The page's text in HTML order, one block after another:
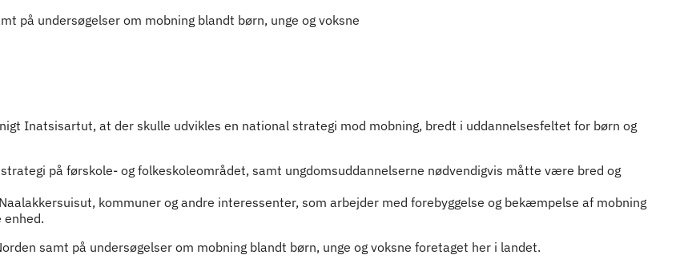
på undersøgelser om mobning blandt børn, unge og voksne
Inatsisartut, at der skulle udvikles en national strategi mod mobning, bredt i uddannelsesfeltet for børn og
på førskole- og folkeskoleområdet, samt ungdomsuddannelserne nødvendigvis måtte være bred og
kommuner og andre interessenter, som arbejder med forebyggelse og bekæmpelse af mobning
enhed.
samt på undersøgelser om mobning blandt børn, unge og voksne foretaget her i landet.